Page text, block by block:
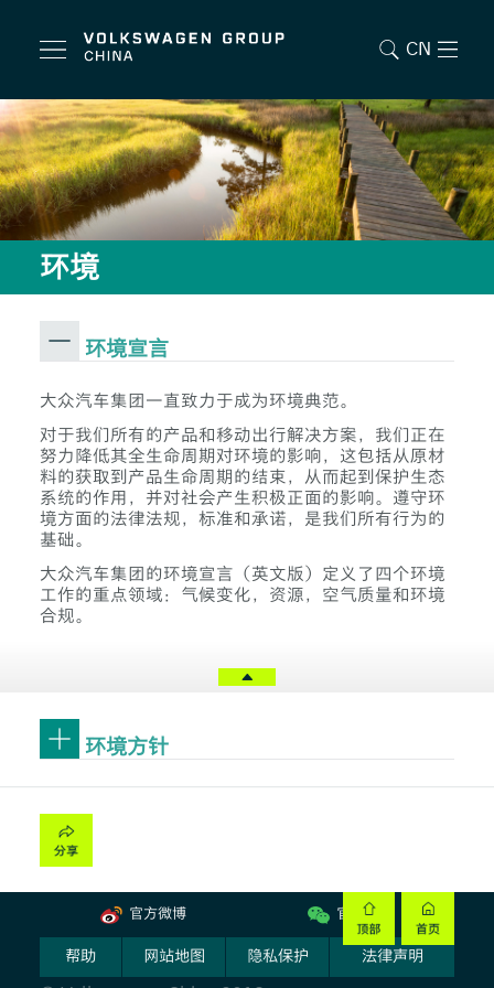
CN
环境
环境宣言
大众汽车集团一直致力于成为环境典范。
对于我们所有的产品和移动出行解决方案，我们正在
努力降低其全生命周期对环境的影响，这包括从原材
料的获取到产品生命周期的结束，从而起到保护生态
系统的作用，并对社会产生积极正面的影响。遵守环
境方面的法律法规，标准和承诺，是我们所有行为的
基础。
大众汽车集团的环境宣言（英文版） 定义了四个环境
工作的重点领域：气候变化，资源，空气质量和环境
合规。
环境方针
官方微博 官方微信
帮助 网站地图 隐私保护 法律声明